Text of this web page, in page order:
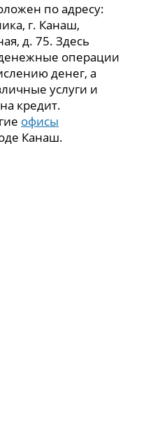
по адресу:
г. Канаш,
д. 75. Здесь
операции
денег, а
услуги и
кредит.
офисы
Канаш.